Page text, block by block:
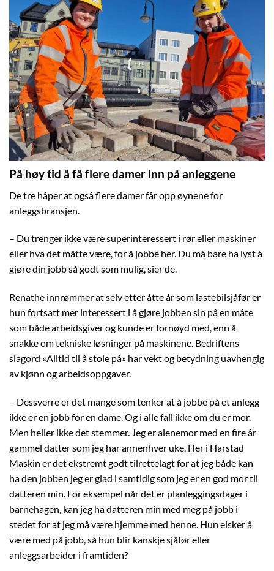
På høy tid å få flere damer inn på anleggene
De tre håper at også flere damer får opp øynene for
anleggsbransjen.
– Du trenger ikke være superinteressert i rør eller maskiner
eller hva det måtte være, for å jobbe her. Du må bare ha lyst å
gjøre din jobb så godt som mulig, sier de.
Renathe innrømmer at selv etter åtte år som lastebilsjåfør er
hun fortsatt mer interessert i å gjøre jobben sin på en måte
som både arbeidsgiver og kunde er fornøyd med, enn å
snakke om tekniske løsninger på maskinene. Bedriftens
slagord «Alltid til å stole på» har vekt og betydning uavhengig
av kjønn og arbeidsoppgaver.
– Dessverre er det mange som tenker at å jobbe på et anlegg
ikke er en jobb for en dame. Og i alle fall ikke om du er mor.
Men heller ikke det stemmer. Jeg er alenemor med en fire år
gammel datter som jeg har annenhver uke. Her i Harstad
Maskin er det ekstremt godt tilrettelagt for at jeg både kan
ha den jobben jeg er glad i samtidig som jeg er en god mor til
datteren min. For eksempel når det er planleggingsdager i
barnehagen, kan jeg ha datteren min med meg på jobb i
stedet for at jeg må være hjemme med henne. Hun elsker å
være med på jobb, så hun blir kanskje sjåfør eller
anleggsarbeider i framtiden?